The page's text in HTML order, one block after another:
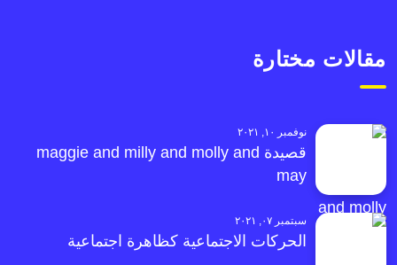
مقالات مختارة
نوفمبر ١٠, ٢٠٢١
قصيدة maggie and milly and molly and
may
سبتمبر ٠٧, ٢٠٢١
الحركات الاجتماعية كظاهرة اجتماعية